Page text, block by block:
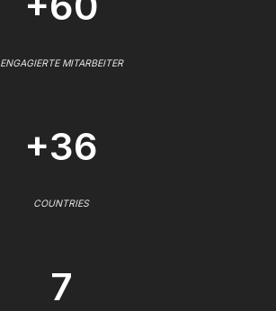
ENGAGIERTE MITARBEITER
+36
COUNTRIES
7